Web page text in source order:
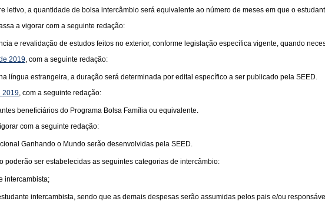
letivo, a quantidade de bolsa intercâmbio será equivalente ao número de meses em que o
a vigorar com a seguinte redação:
e revalidação de estudos feitos no exterior, conforme legislação específica vigente, quando
2019, com a seguinte redação:
língua estrangeira, a duração será determinada por edital específico a ser publicado pela SEED.
2019, com a seguinte redação:
beneficiários do Programa Bolsa Família ou equivalente.
com a seguinte redação:
Ganhando o Mundo serão desenvolvidas pela SEED.
ser estabelecidas as seguintes categorias de intercâmbio:
intercambista;
intercambista, sendo que as demais despesas serão assumidas pelos pais e/ou